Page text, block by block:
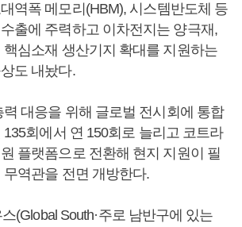
역폭 메모리(HBM), 시스템반도체 등
출에 주력하고 이차전지는 양극재,
핵심소재 생산기지 확대를 지원하는
도 내놨다.
대응을 위해 글로벌 전시회에 통합
회에서 연 150회로 늘리고 코트라
플랫폼으로 전환해 현지 지원이 필
역관을 전면 개방한다.
(Global South·주로 남반구에 있는